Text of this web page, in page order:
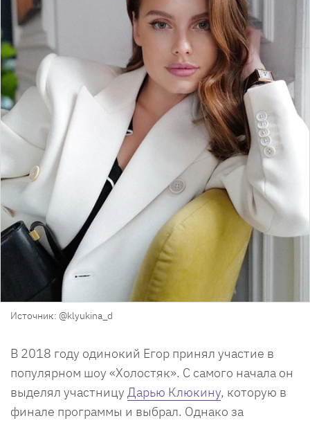
Источник: @klyukina_d
В 2018 году одинокий Егор принял участие в
популярном шоу «Холостяк». С самого начала он
выделял участницу Дарью Клюкину, которую в
финале программы и выбрал. Однако за